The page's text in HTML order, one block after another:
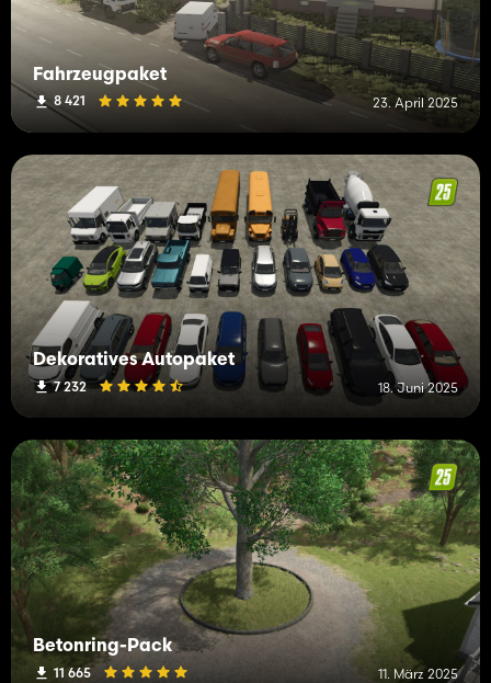
Fahrzeugpaket
8 421 23. April 2025
Dekoratives Autopaket
7 232 18. Juni 2025
Betonring-Pack
11 665 11. März 2025